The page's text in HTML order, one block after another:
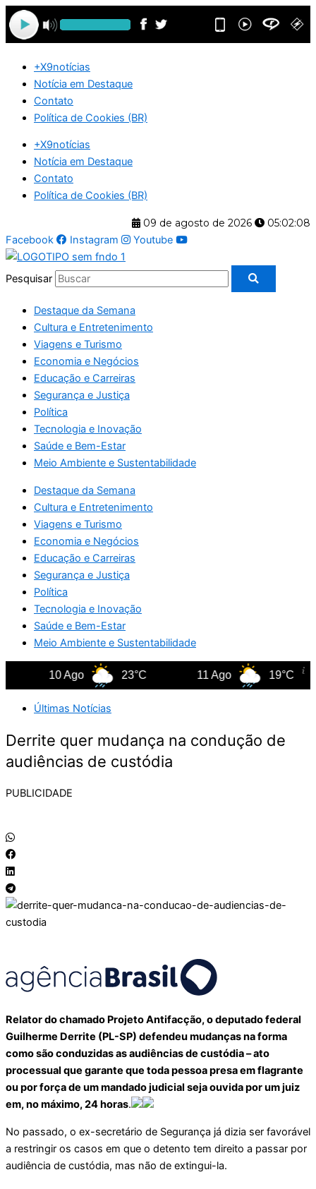
Ir
para
o
+X9notícias
Notícia em Destaque
Contato
Política de Cookies (BR)
+X9notícias
Notícia em Destaque
Contato
Política de Cookies (BR)
09 de agosto de 2026
05:02:08
Facebook
Instagram Youtube
Pesquisar
Destaque da Semana
Cultura e Entretenimento
Viagens e Turismo
Economia e Negócios
Educação e Carreiras
Segurança e Justiça
Política
Tecnologia e Inovação
Saúde e Bem-Estar
Meio Ambiente e Sustentabilidade
Destaque da Semana
Cultura e Entretenimento
Viagens e Turismo
Economia e Negócios
Educação e Carreiras
Segurança e Justiça
Política
Tecnologia e Inovação
Saúde e Bem-Estar
Meio Ambiente e Sustentabilidade
10 Ago 23°C 11 Ago 19°C
Últimas Notícias
Derrite quer mudança na condução de
audiências de custódia
PUBLICIDADE
Relator do chamado Projeto Antifacção, o deputado federal
Guilherme Derrite (PL-SP) defendeu mudanças na forma
como são conduzidas as audiências de custódia – ato
processual que garante que toda pessoa presa em flagrante
ou por força de um mandado judicial seja ouvida por um juiz
em, no máximo, 24 horas.
No passado, o ex-secretário de Segurança já dizia ser favorável
a restringir os casos em que o detento tem direito a passar por
audiência de custódia, mas não de extingui-la.